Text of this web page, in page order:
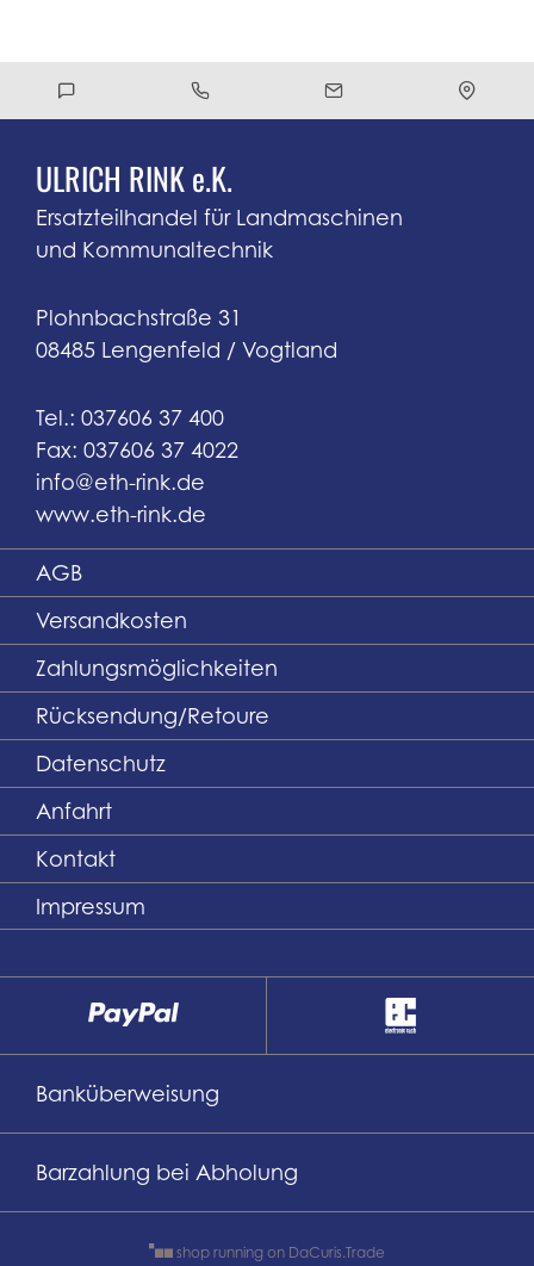
ULRICH RINK e.K.
Ersatzteilhandel für Landmaschinen
und Kommunaltechnik
Plohnbachstraße 31
08485 Lengenfeld / Vogtland
Tel.: 037606 37 400
Fax: 037606 37 4022
info@eth-rink.de
www.eth-rink.de
Versandkosten
Zahlungsmöglichkeiten
Rücksendung/Retoure
AGB
Datenschutz
Anfahrt
Kontakt
Impressum
Banküberweisung
Barzahlung bei Abholung
shop running on DaCuris.Trade